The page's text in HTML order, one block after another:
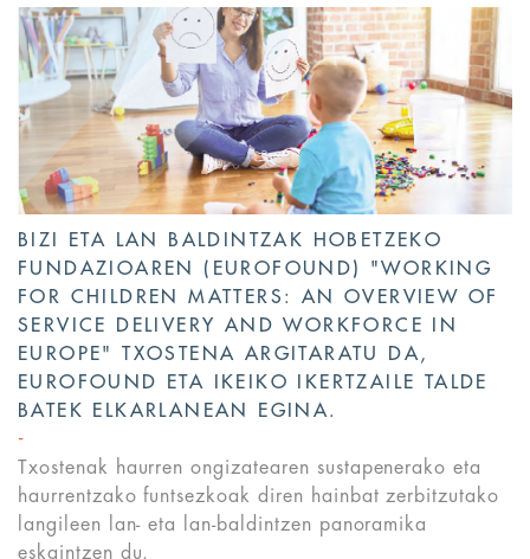
BIZI ETA LAN BALDINTZAK HOBETZEKO
FUNDAZIOAREN (EUROFOUND) "WORKING
FOR CHILDREN MATTERS: AN OVERVIEW OF
SERVICE DELIVERY AND WORKFORCE IN
EUROPE" TXOSTENA ARGITARATU DA,
EUROFOUND ETA IKEIKO IKERTZAILE TALDE
BATEK ELKARLANEAN EGINA.
Txostenak haurren ongizatearen sustapenerako eta
haurrentzako funtsezkoak diren hainbat zerbitzutako
langileen lan- eta lan-baldintzen panoramika
eskaintzen du.